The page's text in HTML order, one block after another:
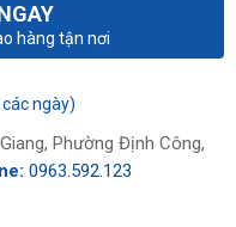
hàng tận nơi
ngày)
Phường Định Công,
0963.592.123